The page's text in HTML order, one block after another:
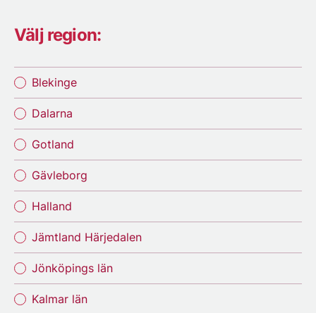
Välj region:
Blekinge
Dalarna
Gotland
Gävleborg
Halland
Jämtland Härjedalen
Jönköpings län
Kalmar län